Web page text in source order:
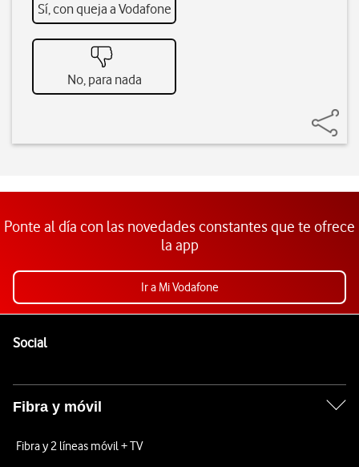
Sí, con queja a Vodafone
No, para nada
Ponte al día con las novedades constantes que te ofrece
la app
Ir a Mi Vodafone
SocialEnlaces a las redes sociales de Vodafone
Fibra y móvil
Fibra y 2 líneas móvil + TV